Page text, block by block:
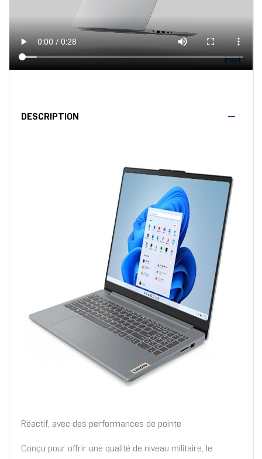
DESCRIPTION
Réactif, avec des performances de pointe
Conçu pour offrir une qualité de niveau militaire, le